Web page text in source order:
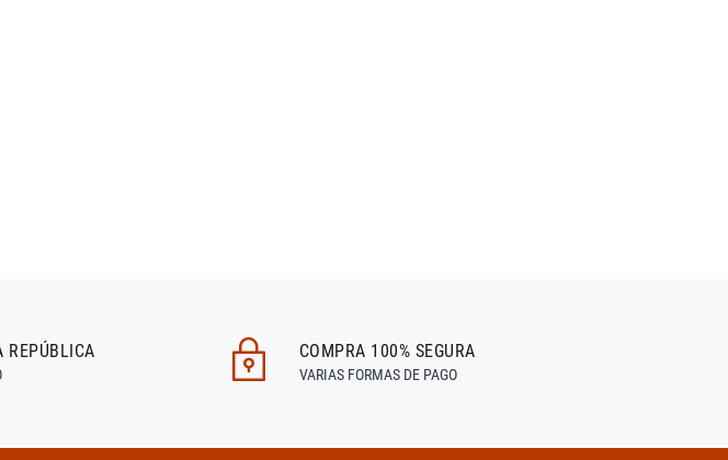
REPÚBLICA COMPRA 100% SEGURA
VARIAS FORMAS DE PAGO